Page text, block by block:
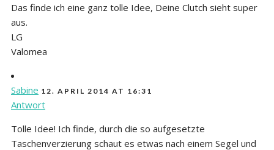
Das finde ich eine ganz tolle Idee, Deine Clutch sieht super
aus.
LG
Valomea
Sabine 12. APRIL 2014 AT 16:31
Antwort
Tolle Idee! Ich finde, durch die so aufgesetzte
Taschenverzierung schaut es etwas nach einem Segel und